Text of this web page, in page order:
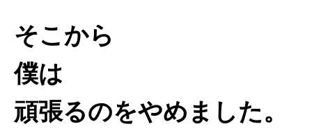
そこから
僕は
頑張るのをやめました。